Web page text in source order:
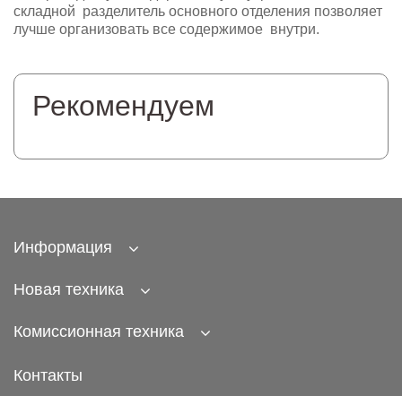
складной разделитель основного отделения позволяет
лучше организовать все содержимое внутри.
Рекомендуем
Информация
Новая техника
Комиссионная техника
Контакты